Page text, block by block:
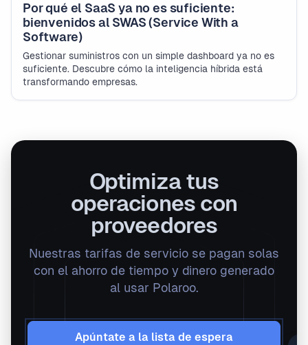
Por qué el SaaS ya no es suficiente:
bienvenidos al SWAS (Service With a
Software)
Gestionar suministros con un simple dashboard ya no es
suficiente. Descubre cómo la inteligencia híbrida está
transformando empresas.
Optimiza tus
operaciones con
proveedores
Nuestras tarifas de servicio se pagan solas
con el ahorro de tiempo y dinero generado
al usar Polaroo.
Apúntate a la lista de espera